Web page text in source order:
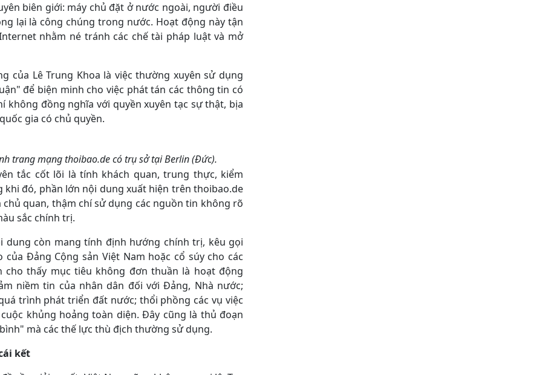
biên giới: máy chủ đặt ở nước ngoài, người điều
lại là công chúng trong nước. Hoạt động này tận
nhằm né tránh các chế tài pháp luật và mở
của Lê Trung Khoa là việc thường xuyên sử dụng
để biện minh cho việc phát tán các thông tin có
không đồng nghĩa với quyền xuyên tạc sự thật, bịa
gia có chủ quyền.
trang mạng thoibao.de có trụ sở tại Berlin (Đức).
tắc cốt lõi là tính khách quan, trung thực, kiểm
đó, phần lớn nội dung xuất hiện trên thoibao.de
quan, thậm chí sử dụng các nguồn tin không rõ
sắc chính trị.
dung còn mang tính định hướng chính trị, kêu gọi
Đảng Cộng sản Việt Nam hoặc cổ súy cho các
thấy mục tiêu không đơn thuần là hoạt động
niềm tin của nhân dân đối với Đảng, Nhà nước;
trình phát triển đất nước; thổi phồng các vụ việc
khủng hoảng toàn diện. Đây cũng là thủ đoạn
mà các thế lực thù địch thường sử dụng.
kết